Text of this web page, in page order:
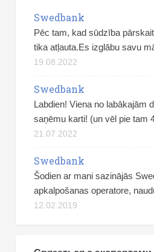
Swedbank
Pēc tam, kad sūdzība
tika atļauta.Es izglābu savu
19.08.2022
Swedbank
Labdien! Viena no labākajām
saņēmu karti! (un vēl pie tam
21.07.2022
Swedbank
Šodien ar mani sazinājās
apkalpošanas operatore,
12.02.2019